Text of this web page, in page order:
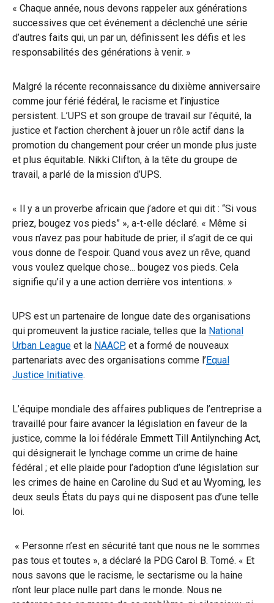
« Chaque année, nous devons rappeler aux générations
successives que cet événement a déclenché une série
d’autres faits qui, un par un, définissent les défis et les
responsabilités des générations à venir. »
Malgré la récente reconnaissance du dixième anniversaire
comme jour férié fédéral, le racisme et l’injustice
persistent. L’UPS et son groupe de travail sur l’équité, la
justice et l’action cherchent à jouer un rôle actif dans la
promotion du changement pour créer un monde plus juste
et plus équitable. Nikki Clifton, à la tête du groupe de
travail, a parlé de la mission d’UPS.
« Il y a un proverbe africain que j’adore et qui dit : “Si vous
priez, bougez vos pieds” », a-t-elle déclaré. « Même si
vous n’avez pas pour habitude de prier, il s’agit de ce qui
vous donne de l’espoir. Quand vous avez un rêve, quand
vous voulez quelque chose... bougez vos pieds. Cela
signifie qu’il y a une action derrière vos intentions. »
UPS est un partenaire de longue date des organisations
qui promeuvent la justice raciale, telles que la National
Urban League et la NAACP, et a formé de nouveaux
partenariats avec des organisations comme l’Equal
Justice Initiative.
L’équipe mondiale des affaires publiques de l’entreprise a
travaillé pour faire avancer la législation en faveur de la
justice, comme la loi fédérale Emmett Till Antilynching Act,
qui désignerait le lynchage comme un crime de haine
fédéral ; et elle plaide pour l’adoption d’une législation sur
les crimes de haine en Caroline du Sud et au Wyoming, les
deux seuls États du pays qui ne disposent pas d’une telle
loi.
« Personne n’est en sécurité tant que nous ne le sommes
pas tous et toutes », a déclaré la PDG Carol B. Tomé. « Et
nous savons que le racisme, le sectarisme ou la haine
n’ont leur place nulle part dans le monde. Nous ne